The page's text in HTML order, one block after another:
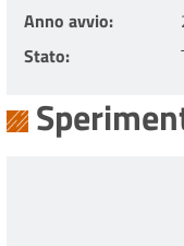
Anno avvio
Stato